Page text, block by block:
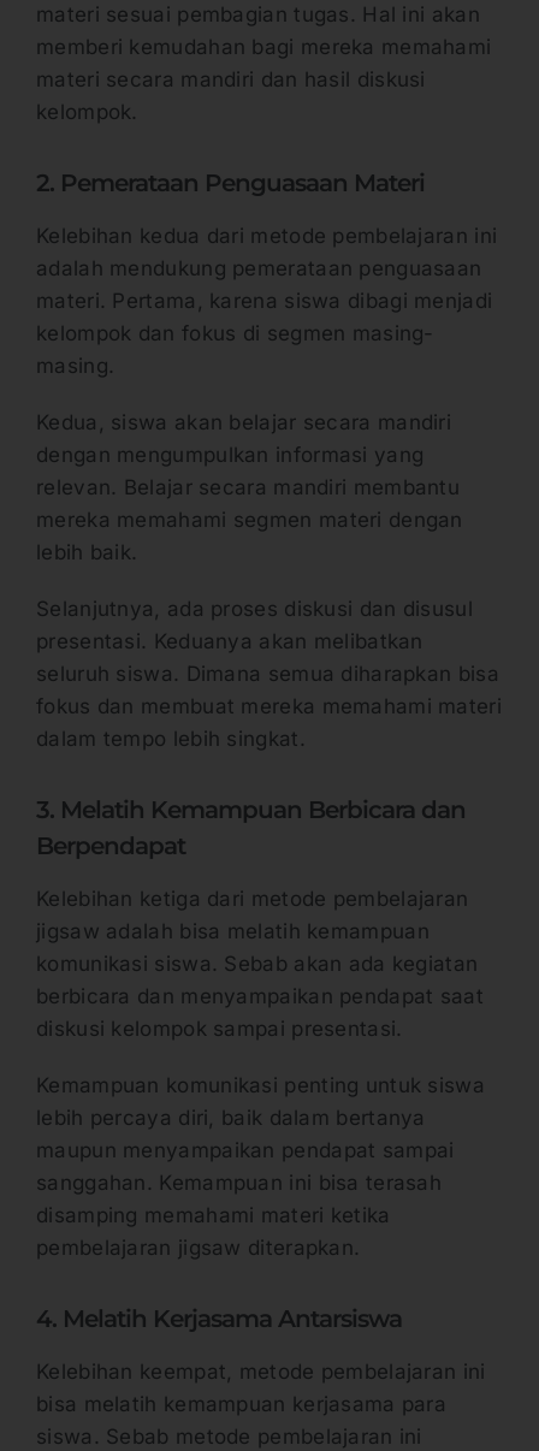
materi sesuai pembagian tugas. Hal ini akan
memberi kemudahan bagi mereka memahami
materi secara mandiri dan hasil diskusi
kelompok.
2. Pemerataan Penguasaan Materi
Kelebihan kedua dari metode pembelajaran ini
adalah mendukung pemerataan penguasaan
materi. Pertama, karena siswa dibagi menjadi
kelompok dan fokus di segmen masing-
masing.
Kedua, siswa akan belajar secara mandiri
dengan mengumpulkan informasi yang
relevan. Belajar secara mandiri membantu
mereka memahami segmen materi dengan
lebih baik.
Selanjutnya, ada proses diskusi dan disusul
presentasi. Keduanya akan melibatkan
seluruh siswa. Dimana semua diharapkan bisa
fokus dan membuat mereka memahami materi
dalam tempo lebih singkat.
3. Melatih Kemampuan Berbicara dan
Berpendapat
Kelebihan ketiga dari metode pembelajaran
jigsaw adalah bisa melatih kemampuan
komunikasi siswa. Sebab akan ada kegiatan
berbicara dan menyampaikan pendapat saat
diskusi kelompok sampai presentasi.
Kemampuan komunikasi penting untuk siswa
lebih percaya diri, baik dalam bertanya
maupun menyampaikan pendapat sampai
sanggahan. Kemampuan ini bisa terasah
disamping memahami materi ketika
pembelajaran jigsaw diterapkan.
4. Melatih Kerjasama Antarsiswa
Kelebihan keempat, metode pembelajaran ini
bisa melatih kemampuan kerjasama para
siswa. Sebab metode pembelajaran ini